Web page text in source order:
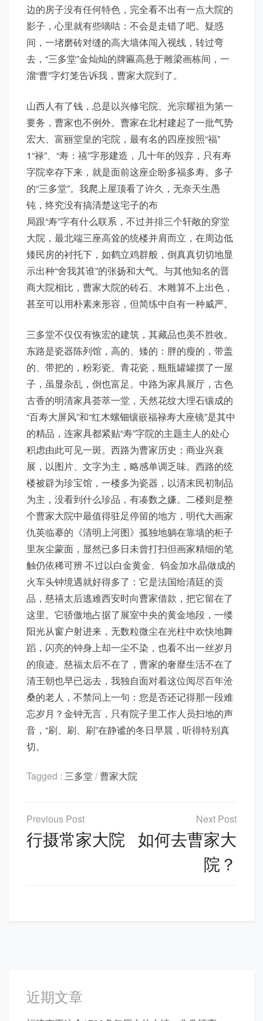
边的房子没有任何特色，完全看不出有一点大院的
影子，心里就有些嘀咕：不会是走错了吧。疑惑
间，一堵磨砖对缝的高大墙体闯入视线，转过弯
去，“三多堂”金灿灿的牌匾高悬于雕梁画栋间，一
溜“曹”字灯笼告诉我，曹家大院到了。
山西人有了钱，总是以兴修宅院、光宗耀祖为第一
要务，曹家也不例外。曹家在北村建起了一批气势
宏大、富丽堂皇的宅院，最有名的四座按照“福”
1“禄”、“寿：禧”字形建造，几十年的毁弃，只有寿
字院幸存下来，就是面前这座企盼多福多寿。多子
的“三多堂”。我爬上屋顶看了许久，无奈天生愚
钝，终究没有搞清楚这宅子的布
局跟“寿”字有什么联系，不过并排三个轩敞的穿堂
大院，最北端三座高耸的统楼并肩而立，在周边低
矮民房的衬托下，如鹤立鸡群般，倒真真切切地显
示出种“舍我其谁”的张扬和大气。与其他知名的晋
商大院相比，曹家大院的砖石、木雕算不上出色，
甚至可以用朴素来形容，但简练中自有一种威严。
三多堂不仅仅有恢宏的建筑，其藏品也美不胜收。
东路是瓷器陈列馆，高的、矮的：胖的瘦的，带盖
的、带把的，粉彩瓷、青花瓷，瓶瓶罐罐摆了一屋
子，虽显杂乱，倒也富足。中路为家具展厅，古色
古香的明清家具荟萃一堂，天然花纹大理石镶成的
“百寿大屏风”和“红木螺钿镶嵌福禄寿大座镜”是其中
的精品，连家具都紧贴“寿”字院的主题主人的处心
积虑由此可见一斑。西路为曹家历史：商业兴衰
展，以图片、文字为主，略感单调乏味。西路的统
楼被辟为珍宝馆，一楼多为瓷器，以清末民初制品
为主，没看到什么珍品，有凑数之嫌。二楼则是整
个曹家大院中最值得驻足停留的地方，明代大画家
仇英临摹的《清明上河图》孤独地躺在靠墙的柜子
里灰尘蒙面，显然已多日未曾打扫但画家精细的笔
触仍依稀可辨·不过以白金黄金、钨金加水晶做成的
火车头钟境遇就好得多了：它是法国给清廷的贡
品，慈禧太后逃难西安时向曹家借款，把它留在了
这里。它骄傲地占据了展室中央的黄金地段，一缕
阳光从窗户射进来，无数粒微尘在光柱中欢快地舞
蹈，闪亮的钟身上却一尘不染，也看不出一丝岁月
的痕迹。慈福太后不在了，曹家的奢靡生活不在了
清王朝也早已远去，我独自面对着这位阅尽百年沧
桑的老人，不禁问上一句：您是否还记得那一段难
忘岁月？金钟无言，只有院子里工作人员扫地的声
音，“刷、刷、刷”在静谧的冬日早晨，听得特别真
切。
Tagged : 三多堂 /曹家大院
文
章
导
行摄常家大院 如何去曹家大
院？
近期文章